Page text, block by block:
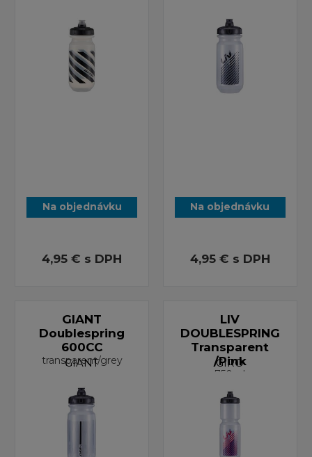
Na objednávku
4,95 € s DPH
Na objednávku
4,95 € s DPH
GIANT
Doublespring
600CC
transparent/grey
GIANT
LIV
DOUBLESPRING
Transparent
/Pink
750ml
GIRO